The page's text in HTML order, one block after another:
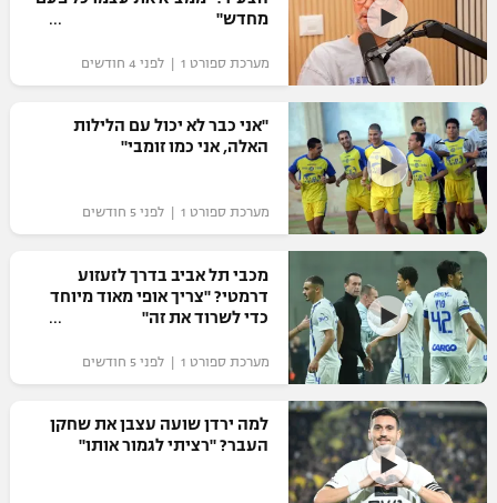
מחדש"
מערכת ספורט 1 | לפני 4 חודשים
"אני כבר לא יכול עם הלילות
האלה, אני כמו זומבי"
מערכת ספורט 1 | לפני 5 חודשים
מכבי תל אביב בדרך לזעזוע
דרמטי? "צריך אופי מאוד מיוחד
כדי לשרוד את זה"
מערכת ספורט 1 | לפני 5 חודשים
למה ירדן שועה עצבן את שחקן
העבר? "רציתי לגמור אותו"